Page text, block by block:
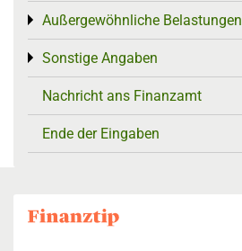
Außergewöhnliche Belastungen
Toggle menu
Sonstige Angaben
Toggle menu
Nachricht ans Finanzamt
Ende der Eingaben